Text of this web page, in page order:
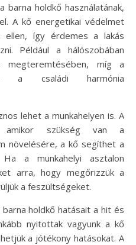
barna holdkő használatának,
A kő energetikai védelmet
ellen, így érdemes a lakás
Például a hálószobában
míg a
a családi harmónia
lehet a munkahelyen is. A
amikor szükség van a
növelésére, a kő segíthet a
Ha a munkahelyi asztalon
arra, hogy megőrizzük a
a feszültségeket.
holdkő hatásait a hit és
nyitottak vagyunk a kő
a jótékony hatásokat. A